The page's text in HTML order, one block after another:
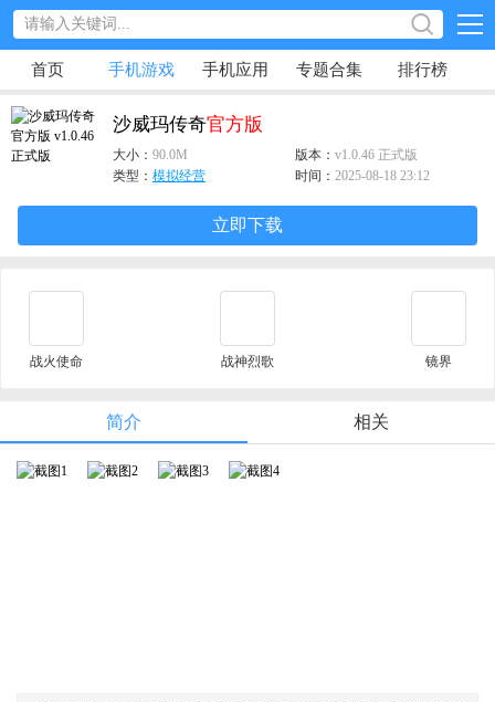
首页 手机游戏 手机应用 专题合集 排行榜
沙威玛传奇官方版
大小： 90.0M 版本： v1.0.46 正式版
类型： 模拟经营 时间： 2025-08-18 23:12
立即下载
战火使命 战神烈歌 镜界
简介 相关